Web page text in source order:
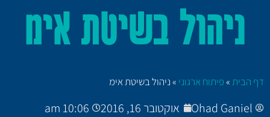
ניהול בשיטת אימ
דף הבית»פיתוח ארגוני »ניהול בשיטת אימ
Ohad Ganiel אוקטובר 16, 2016 10:06 am